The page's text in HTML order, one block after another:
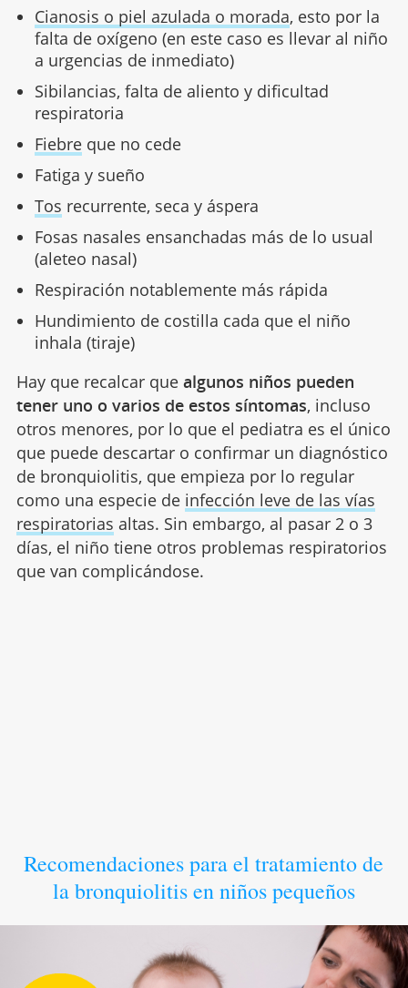
Cianosis o piel azulada o morada, esto por la
falta de oxígeno (en este caso es llevar al niño
a urgencias de inmediato)
Sibilancias, falta de aliento y dificultad
respiratoria
Fiebreque no cede
Fatiga y sueño
Tos recurrente, seca y áspera
Fosas nasales ensanchadas más de lo usual
(aleteo nasal)
Respiración notablemente más rápida
Hundimiento de costilla cada que el niño
inhala (tiraje)
Hay que recalcar que algunos niños pueden
tener uno o varios de estos síntomas, incluso
otros menores, por lo que el pediatra es el único
que puede descartar o confirmar un diagnóstico
de bronquiolitis, que empieza por lo regular
como una especie de infección leve de las vías
respiratorias altas. Sin embargo, al pasar 2 o 3
días, el niño tiene otros problemas respiratorios
que van complicándose.
Recomendaciones para el tratamiento de
la bronquiolitis en niños pequeños